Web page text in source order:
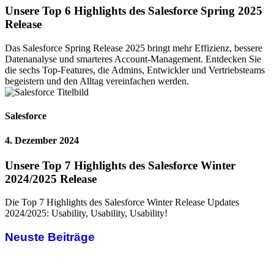
Unsere Top 6 Highlights des Salesforce Spring 2025
Release
Das Salesforce Spring Release 2025 bringt mehr Effizienz, bessere
Datenanalyse und smarteres Account-Management. Entdecken Sie
die sechs Top-Features, die Admins, Entwickler und Vertriebsteams
begeistern und den Alltag vereinfachen werden.
Salesforce
4. Dezember 2024
Unsere Top 7 Highlights des Salesforce Winter
2024/2025 Release
Die Top 7 Highlights des Salesforce Winter Release Updates
2024/2025: Usability, Usability, Usability!
Neuste Beiträge